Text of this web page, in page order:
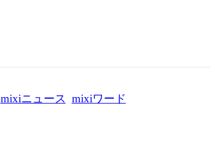
mixiニュース mixiワード